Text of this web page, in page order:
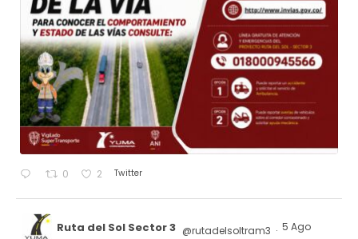
0 2 Twitter
Ruta del Sol Sector 3 @rutadelsoltram3 · 5 Ago